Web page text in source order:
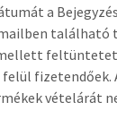
a
található
vételárát